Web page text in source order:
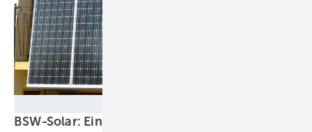
BSW-Solar: Eine Million Balkonsolaranlagen